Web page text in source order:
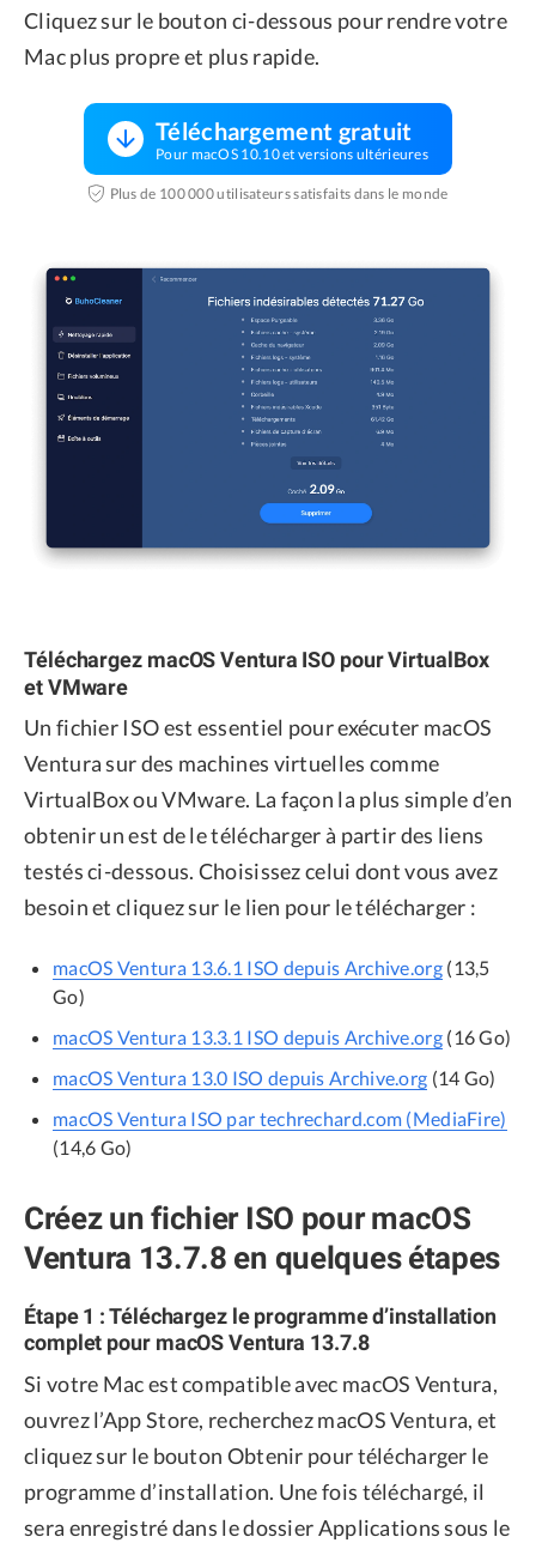
Cliquez sur le bouton ci-dessous pour rendre votre
Mac plus propre et plus rapide.
Téléchargement gratuit
Pour macOS 10.10 et versions ultérieures
Plus de 100 000 utilisateurs satisfaits dans le monde
Téléchargez macOS Ventura ISO pour VirtualBox
et VMware
Un fichier ISO est essentiel pour exécuter macOS
Ventura sur des machines virtuelles comme
VirtualBox ou VMware. La façon la plus simple d’en
obtenir un est de le télécharger à partir des liens
testés ci-dessous. Choisissez celui dont vous avez
besoin et cliquez sur le lien pour le télécharger :
macOS Ventura 13.6.1 ISO depuis Archive.org(13,5
Go)
macOS Ventura 13.3.1 ISO depuis Archive.org(16 Go)
macOS Ventura 13.0 ISO depuis Archive.org (14 Go)
macOS Ventura ISO par techrechard.com (MediaFire)
(14,6 Go)
Créez un fichier ISO pour macOS
Ventura 13.7.8 en quelques étapes
Étape 1 : Téléchargez le programme d’installation
complet pour macOS Ventura 13.7.8
Si votre Mac est compatible avec macOS Ventura,
ouvrez l’App Store, recherchez macOS Ventura, et
cliquez sur le bouton Obtenir pour télécharger le
programme d’installation. Une fois téléchargé, il
sera enregistré dans le dossier Applications sous le